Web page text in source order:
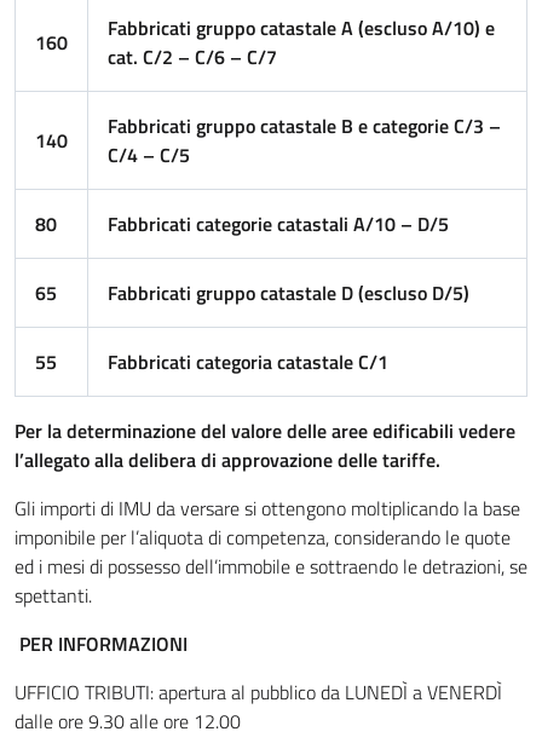
160
Fabbricati gruppo catastale A (escluso A/10) e
cat. C/2 – C/6 – C/7
140
Fabbricati gruppo catastale B e categorie C/3 –
C/4 – C/5
80 Fabbricati categorie catastali A/10 – D/5
65 Fabbricati gruppo catastale D (escluso D/5)
55 Fabbricati categoria catastale C/1
Per la determinazione del valore delle aree edificabili vedere
l’allegato alla delibera di approvazione delle tariffe.
Gli importi di IMU da versare si ottengono moltiplicando la base
imponibile per l’aliquota di competenza, considerando le quote
ed i mesi di possesso dell’immobile e sottraendo le detrazioni, se
spettanti.
PER INFORMAZIONI
UFFICIO TRIBUTI: apertura al pubblico da LUNEDÌ a VENERDÌ
dalle ore 9.30 alle ore 12.00